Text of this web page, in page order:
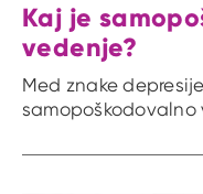
Kaj je
vedenje?
Med znake
samopoškodovalno